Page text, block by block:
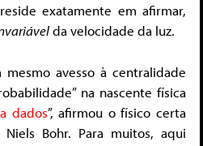
exatamente em afirmar,
da velocidade da luz.
mesmo avesso à centralidade
na nascente física
dados”, afirmou o físico certa
Bohr. Para muitos, aqui